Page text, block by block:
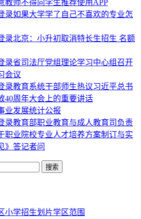
教师不得向学生推荐使用APP
录如果大学学了自己不喜欢的专业怎
录北京：小升初取消特长生招生 名额
录省司法厅党组理论学习中心组召开
会议
录教育系统干部师生热议习近平总书
40周年大会上的重要讲话
业发展统计公报
录教育部职业教育与成人教育司负责
职业院校专业人才培养方案制订与实
》答记者问
小学招生划片学区范围